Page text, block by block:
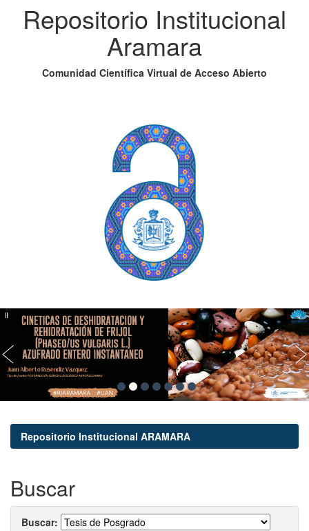
Repositorio Institucional
Aramara
Comunidad Científica Virtual de Acceso Abierto
Repositorio Institucional ARAMARA
Buscar
Buscar: